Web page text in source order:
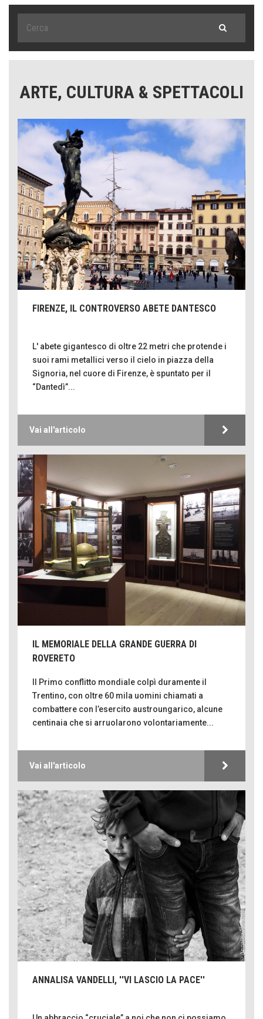
ARTE, CULTURA & SPETTACOLI
FIRENZE, IL CONTROVERSO ABETE DANTESCO
L' abete gigantesco di oltre 22 metri che protende i
suoi rami metallici verso il cielo in piazza della
Signoria, nel cuore di Firenze, è spuntato per il
“Dantedì”...
Vai all'articolo
IL MEMORIALE DELLA GRANDE GUERRA DI
ROVERETO
Il Primo conflitto mondiale colpì duramente il
Trentino, con oltre 60 mila uomini chiamati a
combattere con l’esercito austroungarico, alcune
centinaia che si arruolarono volontariamente...
Vai all'articolo
ANNALISA VANDELLI, ''VI LASCIO LA PACE''